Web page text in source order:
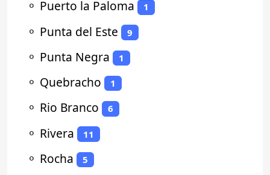
⚬ Puerto la Paloma 1
⚬ Punta del Este 9
⚬ Punta Negra 1
⚬ Quebracho 1
⚬ Rio Branco 6
⚬ Rivera 11
⚬ Rocha 5